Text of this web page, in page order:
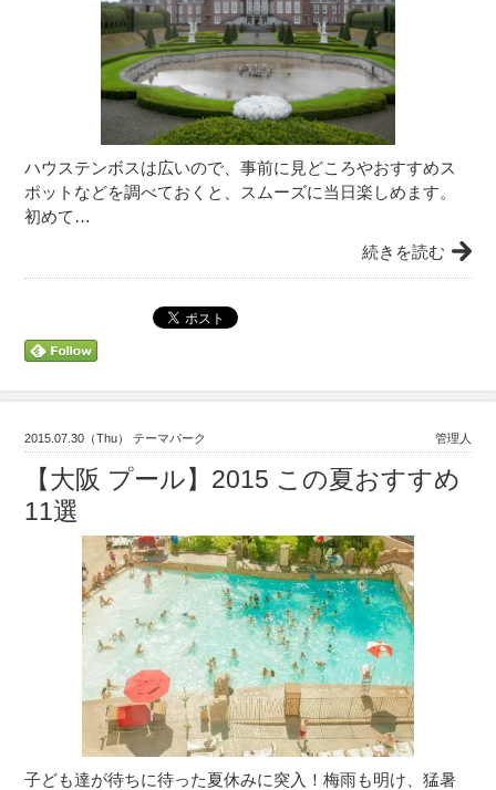
ハウステンボスは広いので、事前に見どころやおすすめス
ポットなどを調べておくと、スムーズに当日楽しめます。
初めて…
続きを読む
2015.07.30（Thu） テーマパーク 管理人
【大阪 プール】2015 この夏おすすめ
11選
子ども達が待ちに待った夏休みに突入！梅雨も明け、猛暑